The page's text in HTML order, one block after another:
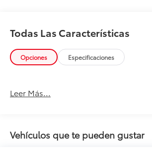
Todas Las Características
Opciones Especificaciones
Leer Más...
Vehículos que te pueden gustar